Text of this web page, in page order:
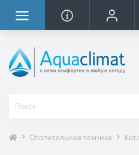
Отопительная техника